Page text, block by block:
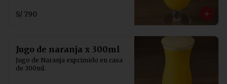
S/ 7.90
Jugo de naranja x 300ml
Jugo de Naranja exprimido en casa
de 300ml.